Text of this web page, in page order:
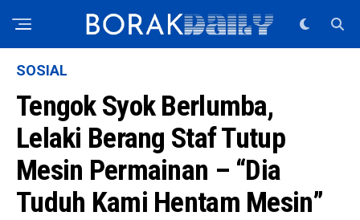
SOSIAL
Tengok Syok Berlumba,
Lelaki Berang Staf Tutup
Mesin Permainan – “Dia
Tuduh Kami Hentam Mesin”